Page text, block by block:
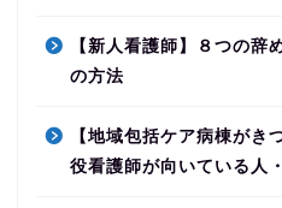
【新人看護師】８つの辞
の方法
【地域包括ケア病棟がき
役看護師が向いている人